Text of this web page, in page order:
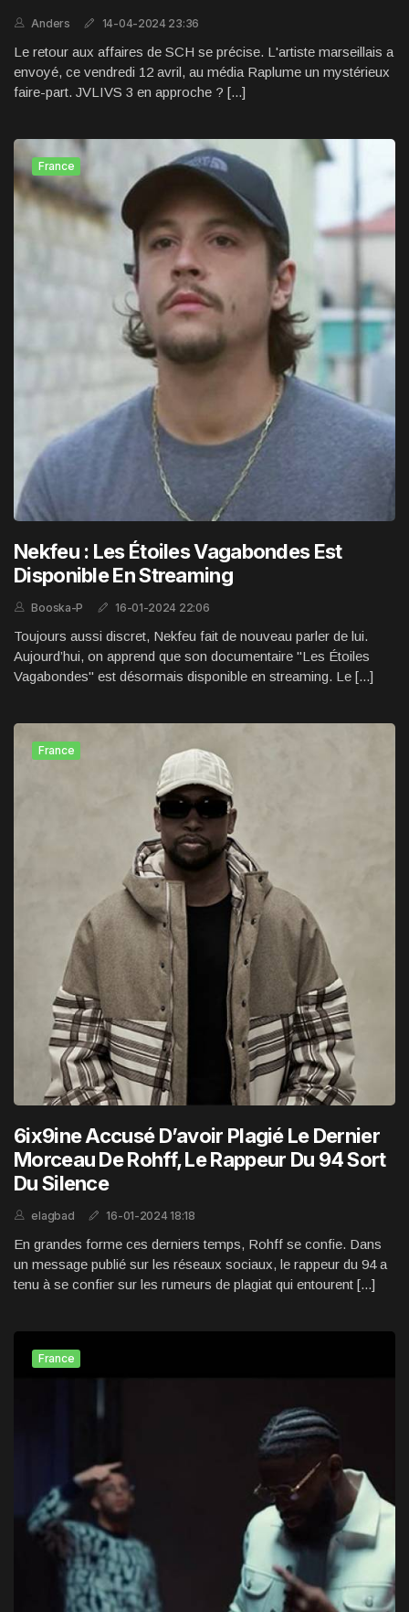
Anders 14-04-2024 23:36
Le retour aux affaires de SCH se précise. L'artiste marseillais a
envoyé, ce vendredi 12 avril, au média Raplume un mystérieux
faire-part. JVLIVS 3 en approche ? [...]
France
Nekfeu : Les Étoiles Vagabondes Est
Disponible En Streaming
Booska-P 16-01-2024 22:06
Toujours aussi discret, Nekfeu fait de nouveau parler de lui.
Aujourd’hui, on apprend que son documentaire "Les Étoiles
Vagabondes" est désormais disponible en streaming. Le [...]
France
6ix9ine Accusé D’avoir Plagié Le Dernier
Morceau De Rohff, Le Rappeur Du 94 Sort
Du Silence
elagbad 16-01-2024 18:18
En grandes forme ces derniers temps, Rohff se confie. Dans
un message publié sur les réseaux sociaux, le rappeur du 94 a
tenu à se confier sur les rumeurs de plagiat qui entourent [...]
France